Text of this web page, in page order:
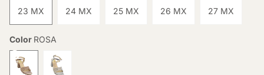
23 MX 24 MX 25 MX 26 MX 27 MX
Color ROSA